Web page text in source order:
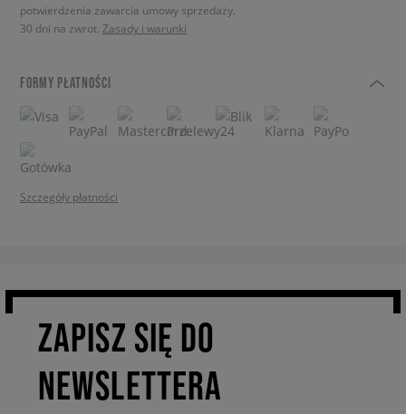
potwierdzenia zawarcia umowy sprzedaży.
30 dni na zwrot. Zasady i warunki
FORMY PŁATNOŚCI
Szczegóły płatności
ZAPISZ SIĘ DO
NEWSLETTERA